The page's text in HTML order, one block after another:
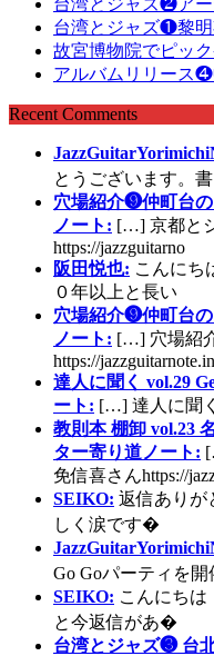
台湾とジャズ❶黎
故宮博物院でピッ
アルバムリリース
Recent Comments
とうございます。
穴場紹介❾仲町台
ノート: […] 京都と
https://jazzguitarno
阪田悦也: こんにち
０年以上と長い
穴場紹介❾仲町台
ノート: […] 穴場紹
https://
達人に聞く vol.29
ート: […] 達人に聞
教則本 棚卸 vol.23
ター寄り道ノート:
免信喜さんhttps://
SEIKO: 返信ありが
しく涙です�
Go Goパーティを
SEIKO: こんにちは
と今返信があ�
台湾とジャズ❸ 台